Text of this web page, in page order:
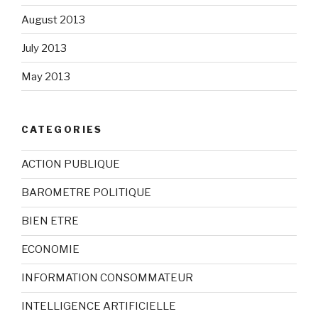
August 2013
July 2013
May 2013
CATEGORIES
ACTION PUBLIQUE
BAROMETRE POLITIQUE
BIEN ETRE
ECONOMIE
INFORMATION CONSOMMATEUR
INTELLIGENCE ARTIFICIELLE